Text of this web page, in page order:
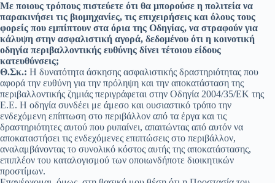
Με ποιους τρόπους πιστεύετε ότι θα μπορούσε η πολιτεία να
παρακινήσει τις βιομηχανίες, τις επιχειρήσεις και όλους τους
φορείς που εμπίπτουν στα όρια της Οδηγίας, να στραφούν για
κάλυψη στην ασφαλιστική αγορά, δεδομένου ότι η κοινοτική
οδηγία περιβαλλοντικής ευθύνης δίνει τέτοιου είδους
κατευθύνσεις;
Θ.Σκ.: Η δυνατότητα άσκησης ασφαλιστικής δραστηριότητας που
αφορά την ευθύνη για την πρόληψη και την αποκατάσταση της
περιβαλλοντικής ζημιάς περιγράφεται στην Οδηγία 2004/35/ΕΚ της
Ε.Ε. Η οδηγία συνδέει με άμεσο και ουσιαστικό τρόπο την
ενδεχόμενη επίπτωση στο περιβάλλον από τα έργα και τις
δραστηριότητες αυτού που ρυπαίνει, απαιτώντας από αυτόν να
αποκαταστήσει τις ενδεχόμενες επιπτώσεις στο περιβάλλον,
αναλαμβάνοντας το συνολικό κόστος αυτής της αποκατάστασης,
επιπλέον του καταλογισμού των οποιωνδήποτε διοικητικών
προστίμων.